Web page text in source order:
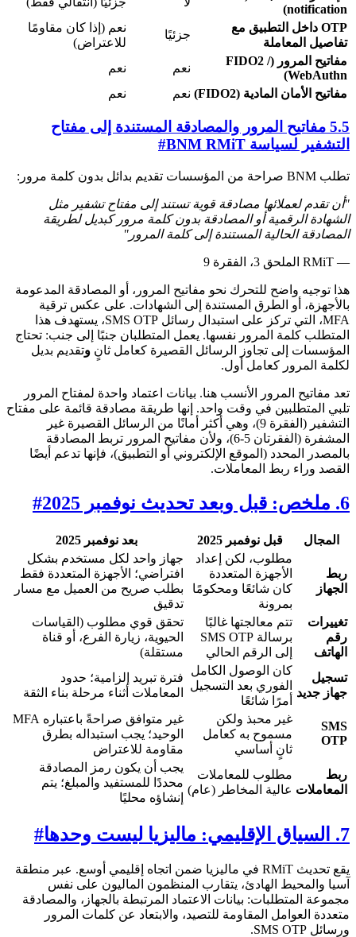
notification)
OTP داخل التطبيق مع
تفاصيل المعاملة
جزئيًا
نعم (إذا كان مقاومًا
للاعتراض)
مفاتيح المرور (FIDO2 /
WebAuthn)
نعم
نعم
مفاتيح الأمان المادية (FIDO2)
نعم نعم
5.5 مفاتيح المرور والمصادقة المستندة إلى مفتاح
التشفير لسياسة BNM RMiT
#
تطلب BNM صراحة من المؤسسات تقديم بدائل بدون كلمة مرور:
"أن تقدم لعملائها مصادقة قوية تستند إلى مفتاح تشفير مثل
الشهادة الرقمية أو المصادقة بدون كلمة مرور كبديل لطريقة
المصادقة الحالية المستندة إلى كلمة المرور"
— RMiT الملحق 3، الفقرة 9
هذا توجيه واضح للتحرك نحو مفاتيح المرور، أو المصادقة المدعومة
بالأجهزة، أو الطرق المستندة إلى الشهادات. على عكس ترقية
MFA، التي تركز على استبدال رسائل SMS OTP، يستهدف هذا
المتطلب كلمة المرور نفسها. يعمل المتطلبان جنبًا إلى جنب: تحتاج
المؤسسات إلى تجاوز الرسائل القصيرة كعامل ثانٍ وتقديم بديل
لكلمة المرور كعامل أول.
تعد مفاتيح المرور الأنسب هنا. بيانات اعتماد واحدة لمفتاح المرور
تلبي المتطلبين في وقت واحد. إنها طريقة مصادقة قائمة على مفتاح
التشفير (الفقرة 9)، وهي أكثر أمانًا من الرسائل القصيرة غير
المشفرة (الفقرتان 5-6)، ولأن مفاتيح المرور تربط المصادقة
بالمصدر المحدد (الموقع الإلكتروني أو التطبيق)، فإنها تدعم أيضًا
القصد وراء ربط المعاملات.
6. ملخص: قبل وبعد تحديث نوفمبر 2025 #
المجال قبل نوفمبر 2025 بعد نوفمبر 2025
ربط
الجهاز
مطلوب، لكن إعداد
الأجهزة المتعددة
كان شائعًا ومحكومًا
بمرونة
جهاز واحد لكل مستخدم بشكل
افتراضي؛ الأجهزة المتعددة فقط
بطلب صريح من العميل مع مسار
تدقيق
تغييرات
رقم
الهاتف
تتم معالجتها غالبًا
برسالة SMS OTP
إلى الرقم الحالي
تحقق قوي مطلوب (القياسات
الحيوية، زيارة الفرع، أو قناة
مستقلة)
تسجيل
جهاز جديد
كان الوصول الكامل
الفوري بعد التسجيل
أمرًا شائعًا
فترة تبريد إلزامية؛ حدود
المعاملات أثناء مرحلة بناء الثقة
SMS
OTP
غير محبذ ولكن
مسموح به كعامل
ثانٍ أساسي
غير متوافق صراحةً باعتباره MFA
الوحيد؛ يجب استبداله بطرق
مقاومة للاعتراض
ربط
المعاملات
مطلوب للمعاملات
عالية المخاطر (عام)
يجب أن يكون رمز المصادقة
محددًا للمستفيد والمبلغ؛ يتم
إنشاؤه محليًا
7. السياق الإقليمي: ماليزيا ليست وحدها #
يقع تحديث RMiT في ماليزيا ضمن اتجاه إقليمي أوسع. عبر منطقة
آسيا والمحيط الهادئ، يتقارب المنظمون الماليون على نفس
مجموعة المتطلبات: بيانات الاعتماد المرتبطة بالجهاز، والمصادقة
متعددة العوامل المقاومة للتصيد، والابتعاد عن كلمات المرور
ورسائل SMS OTP.